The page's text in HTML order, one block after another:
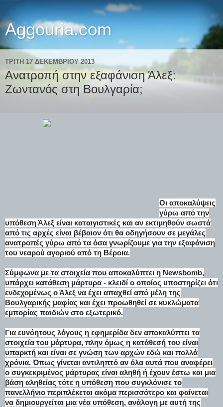
Aggouria.com
ΤΡΊΤΗ 17 ΔΕΚΕΜΒΡΊΟΥ 2013
Ανατροπή στην εξαφάνιση Άλεξ:
Ζωντανός στη Βουλγαρία;
Οι αποκαλύψεις
γύρω από την
υπόθεση Άλεξ είναι καταιγιστικές και αν εκτιμηθούν σωστά
από τις αρχές είναι βέβαιον ότι θα οδηγήσουν σε μεγάλες
ανατροπές γύρω από τα όσα γνωρίζουμε για την εξαφάνιση
του νεαρού αγοριού από τη Βέροια.
Σύμφωνα με τα στοιχεία που αποκαλύπτει η Newsbomb,
υπάρχει κατάθεση μάρτυρα - κλειδί ο οποίος υποστηρίζει ότι
ενδεχομένως ο Άλεξ να έχει απαχθεί από μέλη της
Βουλγαρικής μαφίας και έχει προωθηθεί σε κυκλώματα
εμπορίας παιδιών στο εξωτερικό.
Για ευνόητους λόγους η εφημερίδα δεν αποκαλύπτει τα
στοιχεία του μάρτυρα, πλην όμως η κατάθεσή του είναι
υπαρκτή και είναι σε γνώση των αρχών εδώ και πολλά
χρόνια. Όπως γίνεται αντιληπτό αν όλα αυτά που αναφέρει
ο συγκεκριμένος μάρτυρας είναι αληθή ή έχουν έστω και μια
βάση αληθείας τότε η υπόθεση που συγκλόνισε το
πανελλήνιο περιπλέκεται ακόμα περισσότερο και φαίνεται
να δημιουργείται μια νέα υπόθεση, ανάλογη με αυτή της